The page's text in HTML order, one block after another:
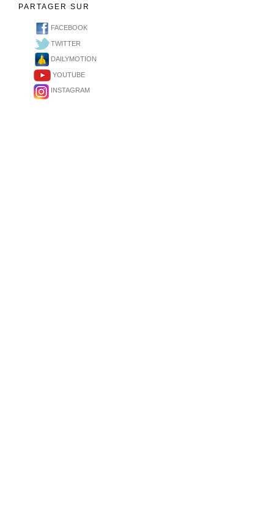
PARTAGER SUR
FACEBOOK
TWITTER
DAILYMOTION
YOUTUBE
INSTAGRAM